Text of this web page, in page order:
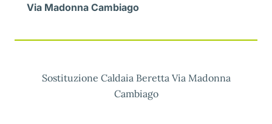
Via Madonna Cambiago
Sostituzione Caldaia Beretta Via Madonna
Cambiago